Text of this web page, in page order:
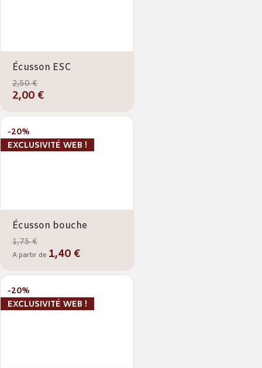
Écusson ESC
2,50 €
2,00 €
Écusson bouche
1,75 €
-20%
EXCLUSIVITÉ WEB !
A partir de 1,40 €
-20%
EXCLUSIVITÉ WEB !